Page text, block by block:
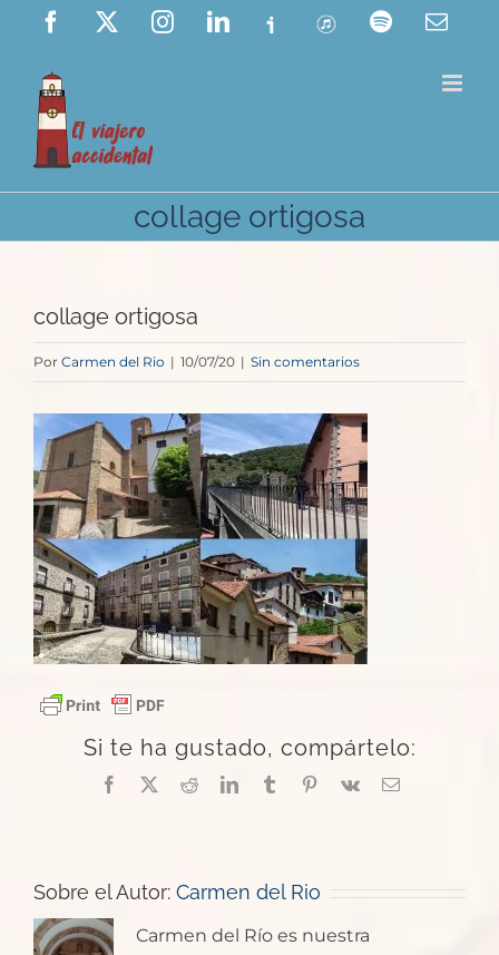
Saltar
contenido
Facebook InstagramLinkedIn
Ivoox ITunes Spotify
collage ortigosa
collage ortigosa
Por Carmen del Rio | 10/07/20 | Sin comentarios
Si te ha gustado, compártelo:
Facebook
X RedditLinkedInTumblrPinterest
Vk
Correo
Sobre el Autor: Carmen del Rio
Carmen del Río es nuestra